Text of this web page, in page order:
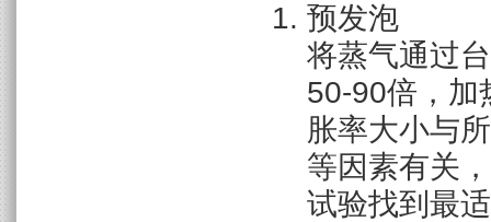
预发泡
将蒸气通过
50-90倍，加
胀率大小与
等因素有关
试验找到最